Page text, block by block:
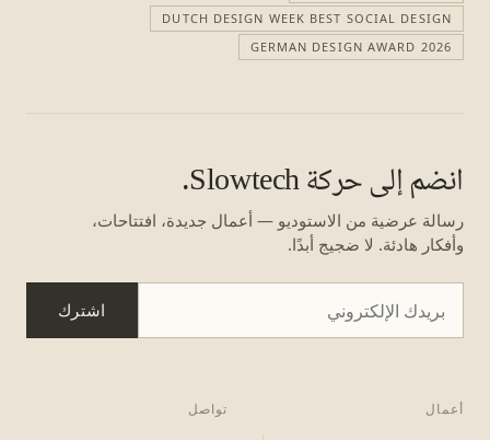
DUTCH DESIGN WEEK BEST SOCIAL DESIGN
GERMAN DESIGN AWARD 2026
انضم إلى حركة Slowtech.
رسالة عرضية من الاستوديو — أعمال جديدة، افتتاحات،
وأفكار هادئة. لا ضجيج أبدًا.
اشترك
أعمال تواصل